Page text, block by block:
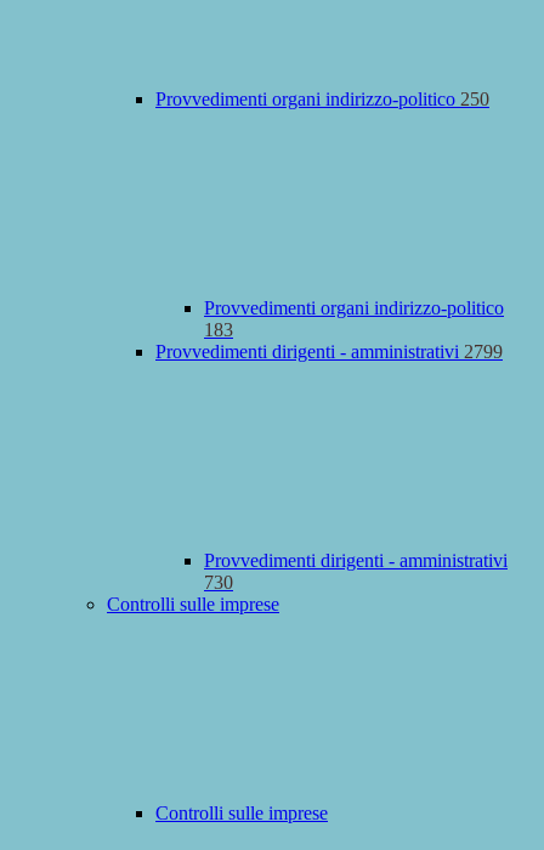
Provvedimenti organi indirizzo-politico 250
Provvedimenti organi indirizzo-politico
183
Provvedimenti dirigenti - amministrativi 2799
Provvedimenti dirigenti - amministrativi
730
Controlli sulle imprese
Controlli sulle imprese